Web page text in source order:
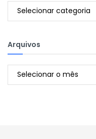
Categorias
Arquivos
Arquivos